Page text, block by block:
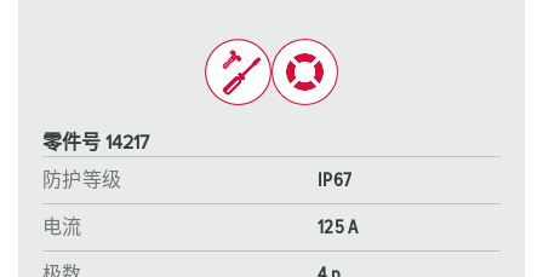
零件号 14217
防护等级
IP67
电流 125 A